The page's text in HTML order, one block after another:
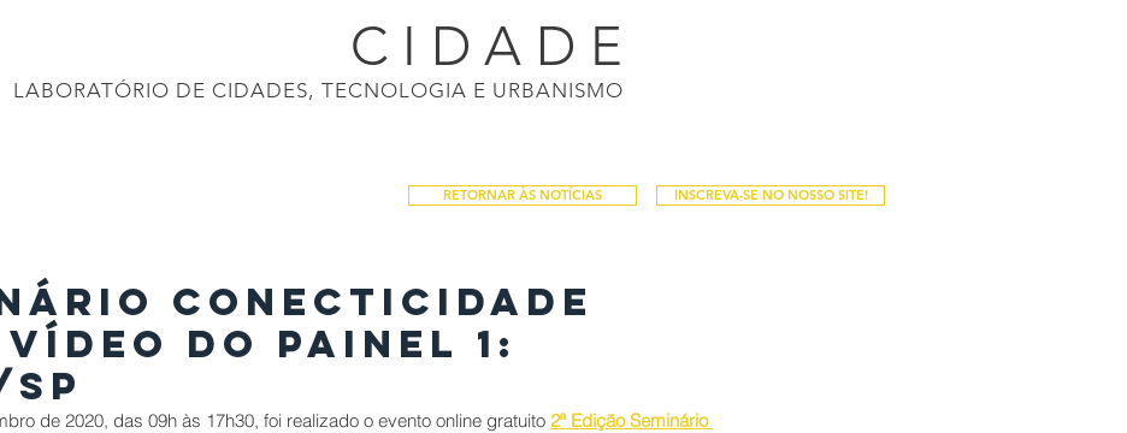
CIDADE
LABORATÓRIO DE CIDADES, TECNOLOGIA E URBANISMO
RETORNAR ÀS NOTÍCIAS INSCREVA-SE NO NOSSO SITE!
CONECTICIDADE
Vídeo do Painel 1:
de 2020, das 09h às 17h30, foi realizado o evento online gratuito 2ª Edição Seminário